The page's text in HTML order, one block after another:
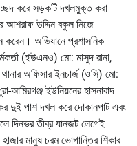
করে সড়কটি দখলমুক্ত করা
আশরাফ উদ্দিন বকুল নিজে
অভিযানে প্রশাসনিক
(ইউএনও) মো: মাসুদ রানা,
অফিসার ইনচার্জ (ওসি) মো:
আমিরগঞ্জ ইউনিয়নের হাসনাবাদ
দুই পাশ দখল করে দোকানপাট এবং
দিনভর তীব্র যানজট লেগেই
মানুষ চরম ভোগান্তির শিকার